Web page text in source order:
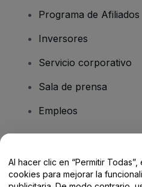
Programa de Afiliados
Inversores
Servicio corporativo
Sala de prensa
Empleos
Centro de Ayuda /
Al hacer clic en “Permitir
cookies para mejorar la